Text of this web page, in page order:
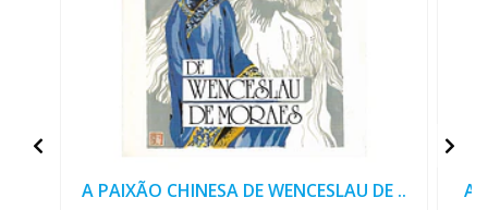
A PAIXÃO CHINESA DE WENCESLAU DE .. A